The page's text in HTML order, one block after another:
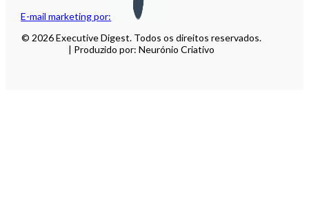
E-mail marketing por:
© 2026 Executive Digest. Todos os direitos reservados.
| Produzido por: Neurónio Criativo